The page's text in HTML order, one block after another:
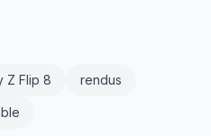
Z Flip 8 rendus